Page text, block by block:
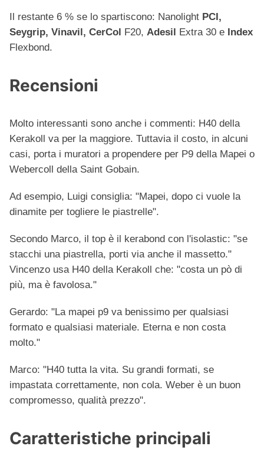
Il restante 6 % se lo spartiscono: Nanolight PCI,
Seygrip, Vinavil, CerCol F20, Adesil Extra 30 e Index
Flexbond.
Recensioni
Molto interessanti sono anche i commenti: H40 della
Kerakoll va per la maggiore. Tuttavia il costo, in alcuni
casi, porta i muratori a propendere per P9 della Mapei o
Webercoll della Saint Gobain.
Ad esempio, Luigi consiglia: "Mapei, dopo ci vuole la
dinamite per togliere le piastrelle".
Secondo Marco, il top è il kerabond con l'isolastic: "se
stacchi una piastrella, porti via anche il massetto."
Vincenzo usa H40 della Kerakoll che: "costa un pò di
più, ma è favolosa."
Gerardo: "La mapei p9 va benissimo per qualsiasi
formato e qualsiasi materiale. Eterna e non costa
molto."
Marco: "H40 tutta la vita. Su grandi formati, se
impastata correttamente, non cola. Weber è un buon
compromesso, qualità prezzo".
Caratteristiche principali